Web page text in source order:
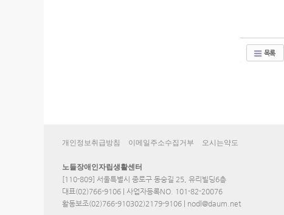
목록
개인정보취급방침 이메일주소수집거부 오시는약도
노들장애인자립생활센터
[110-809] 서울특별시 종로구 동숭길 25, 유리빌딩6층
대표(02)766-9106 | 사업자등록NO. 101-82-20076
활동보조(02)766-910302)2179-9106 | nodl@daum.net